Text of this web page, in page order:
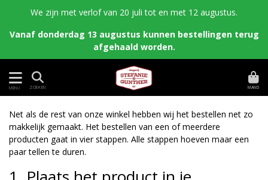
We zijn met verlof van 20 juli tot en met 12 augustus.
Vanaf donderdag 13 augustus kunnen bestellingen terug
afgehaald worden.
MENU ZOEKEN MAND
Net als de rest van onze winkel hebben wij het bestellen net zo
makkelijk gemaakt. Het bestellen van een of meerdere
producten gaat in vier stappen. Alle stappen hoeven maar een
paar tellen te duren.